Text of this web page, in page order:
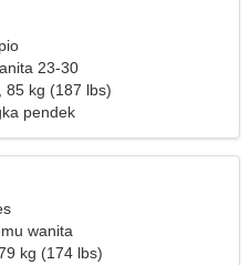
23-30
85 kg (187 lbs)
pendek
wanita
kg (174 lbs)